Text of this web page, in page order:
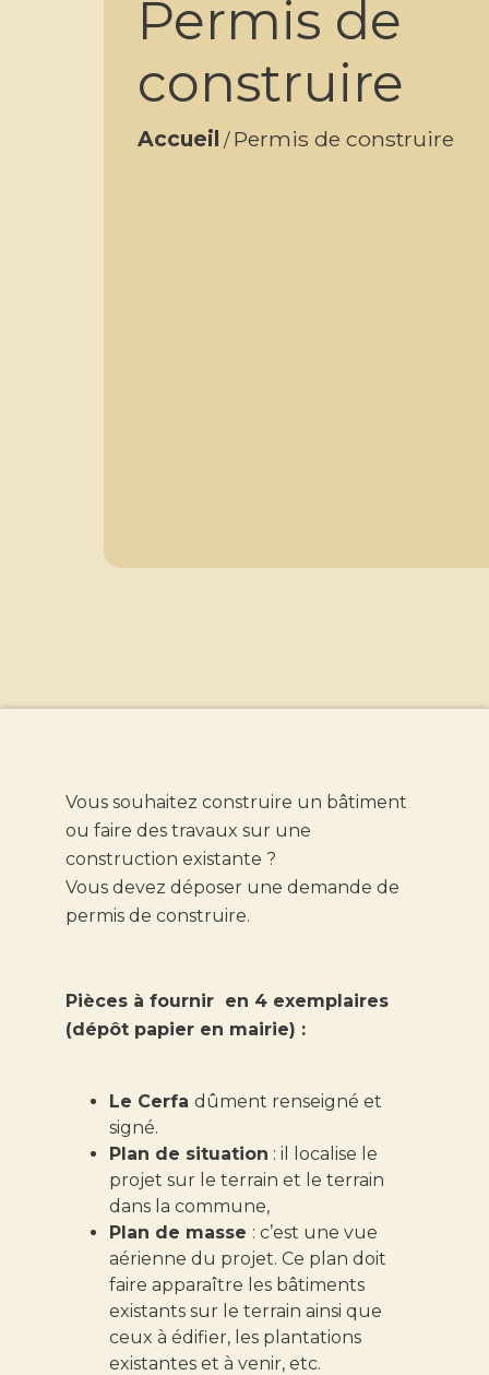
Permis de
construire
Accueil / Permis de construire
Vous souhaitez construire un bâtiment
ou faire des travaux sur une
construction existante ?
Vous devez déposer une demande de
permis de construire.
Pièces à fournir en 4 exemplaires
(dépôt papier en mairie) :
Le Cerfa dûment renseigné et
signé.
Plan de situation : il localise le
projet sur le terrain et le terrain
dans la commune,
Plan de masse : c’est une vue
aérienne du projet. Ce plan doit
faire apparaître les bâtiments
existants sur le terrain ainsi que
ceux à édifier, les plantations
existantes et à venir, etc.